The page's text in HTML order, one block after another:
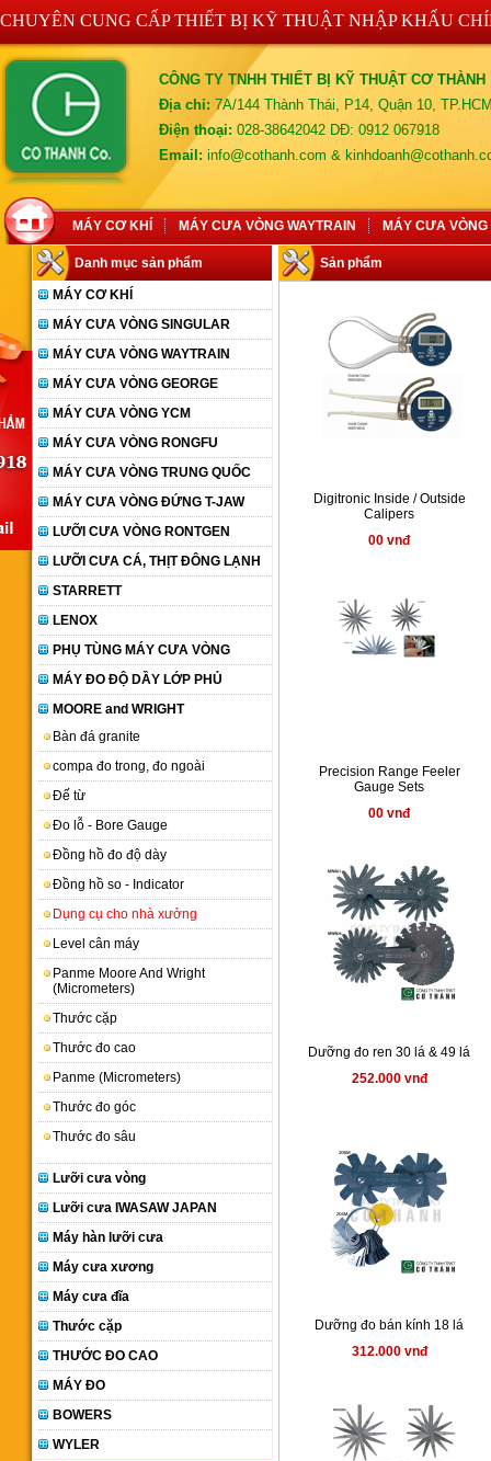
CHUYÊN CUNG CẤP THIẾT BỊ KỸ THUẬT NHẬP KHẨU
CÔNG TY TNHH THIẾT BỊ KỸ THUẬT CƠ THÀNH
Địa chỉ: 7A/144 Thành Thái, P14, Quận 10,
Điện thoại: 028-38642042 DĐ: 0912 067918
Email: info@cothanh.com &
MÁY CƠ KHÍ MÁY CƯA VÒNG WAYTRAIN MÁY CƯA VÒNG
Danh mục sản phẩm
MÁY CƠ KHÍ
MÁY CƯA VÒNG SINGULAR
MÁY CƯA VÒNG WAYTRAIN
MÁY CƯA VÒNG GEORGE
MÁY CƯA VÒNG YCM
MÁY CƯA VÒNG RONGFU
MÁY CƯA VÒNG TRUNG QUỐC
MÁY CƯA VÒNG ĐỨNG T-JAW
LƯỠI CƯA VÒNG RONTGEN
LƯỠI CƯA CÁ, THỊT ĐÔNG LẠNH
STARRETT
LENOX
PHỤ TÙNG MÁY CƯA VÒNG
MÁY ĐO ĐỘ DẦY LỚP PHỦ
MOORE and WRIGHT
Bàn đá granite
compa đo trong, đo ngoài
Đế từ
Đo lỗ - Bore Gauge
Đồng hồ đo độ dày
Đồng hồ so - Indicator
Dụng cụ cho nhà xưởng
Level cân máy
Panme Moore And Wright
(Micrometers)
Thước cặp
Thước đo cao
Panme (Micrometers)
Thước đo góc
Thước đo sâu
Lưỡi cưa vòng
Lưỡi cưa IWASAW JAPAN
Máy hàn lưỡi cưa
Máy cưa xương
Máy cưa đĩa
Thước cặp
THƯỚC ĐO CAO
MÁY ĐO
BOWERS
WYLER
Sản phẩm
Digitronic Inside / Outside
Calipers
00 vnđ
Precision Range Feeler
Gauge Sets
00 vnđ
Dưỡng đo ren 30 lá & 49 lá
252.000 vnđ
Dưỡng đo bán kính 18 lá
312.000 vnđ